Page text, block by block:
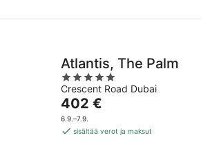
Atlantis, The Palm
5
out
of
5
Crescent Road Dubai
Hinta
on
402 €
402 €
6.9.–7.9.
sisältää verot ja maksut